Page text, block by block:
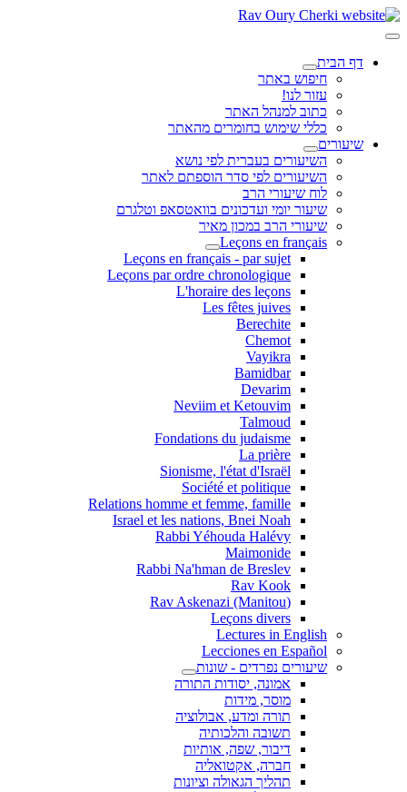
דף הבית
חיפוש באתר
עזור לנו!
כתוב למנהל האתר
כללי שימוש בחומרים מהאתר
שיעורים
השיעורים בעברית לפי נושא
השיעורים לפי סדר הוספתם לאתר
לוח שיעורי הרב
שיעור יומי ועדכונים בוואטסאפ וטלגרם
שיעורי הרב במכון מאיר
Leçons en français
Leçons en français - par sujet
Leçons par ordre chronologique
L'horaire des leçons
Les fêtes juives
Berechite
Chemot
Vayikra
Bamidbar
Devarim
Neviim et Ketouvim
Talmoud
Fondations du judaisme
La prière
Sionisme, l'état d'Israël
Société et politique
Relations homme et femme, famille
Israel et les nations, Bnei Noah
Rabbi Yéhouda Halévy
Maimonide
Rabbi Na'hman de Breslev
Rav Kook
(Rav Askenazi (Manitou
Leçons divers
Lectures in English
Lecciones en Español
שיעורים נפרדים - שונות
אמונה, יסודות התורה
מוסר, מידות
תורה ומדע, אבולוציה
תשובה והלכותיה
דיבור, שפה, אותיות
חברה, אקטואליה
תהליך הגאולה וציונות